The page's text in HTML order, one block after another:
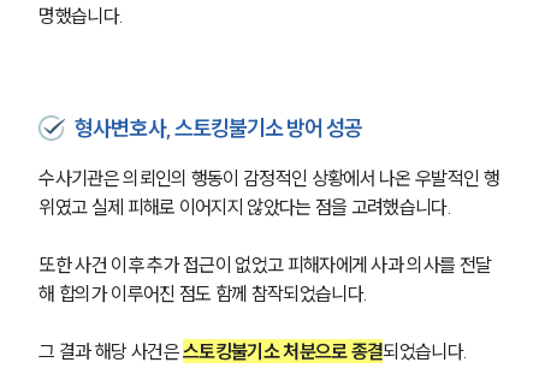
명했습니다.
형사변호사, 스토킹불기소 방어 성공
수사기관은 의뢰인의 행동이 감정적인 상황에서 나온 우발적인 행
위였고 실제 피해로 이어지지 않았다는 점을 고려했습니다.
또한 사건 이후 추가 접근이 없었고 피해자에게 사과 의사를 전달
해 합의가 이루어진 점도 함께 참작되었습니다.
그 결과 해당 사건은 스토킹불기소 처분으로 종결되었습니다.